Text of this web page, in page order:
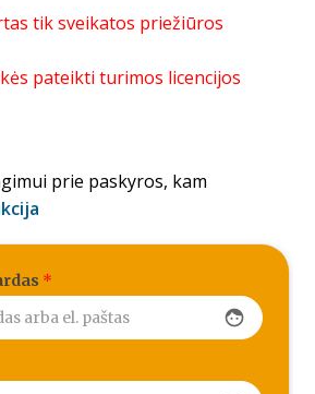
tik sveikatos priežiūros
pateikti turimos licencijos
prie paskyros, kam
*
face